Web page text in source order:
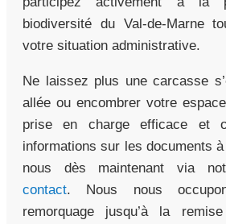
biodiversité du Val-de-Marne
votre situation administrative.
Ne laissez plus une carcasse
allée ou encombrer votre
prise en charge efficace et
informations sur les documents
nous dès maintenant via
contact. Nous nous
remorquage jusqu’à la